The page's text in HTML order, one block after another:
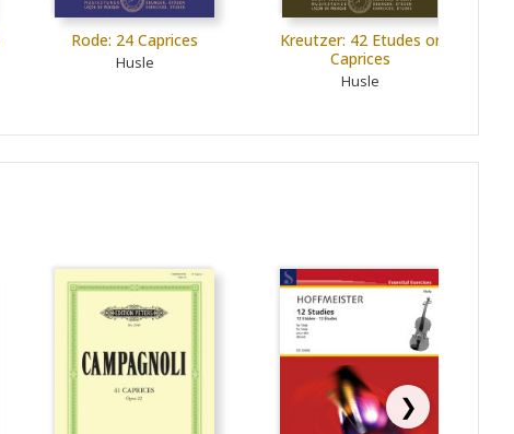
Rode: 24 Caprices
Husle
Kreutzer: 42 Etudes or
Caprices
Husle
❯